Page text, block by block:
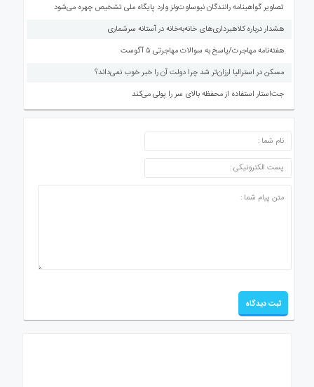
تصاویر گواهینامه رانندگان نیوساوت‌ولز وارد پایگاه ملی تشخیص چهره می‌شود
هشدار درباره کلاهبرداری‌های خانه‌به‌خانه در آستانه سرشماری
هفته‌نامه مهاجرت/پاسخ به سوالات مهاجرتی ۵ آگوست
مسکن در استرالیا ارزان‌تر شد چرا دولت آن را خبر خوب نمی‌داند؟
جت‌استار استفاده از محفظه بالای سر را پولی می‌کند
ارسال دیدگاه